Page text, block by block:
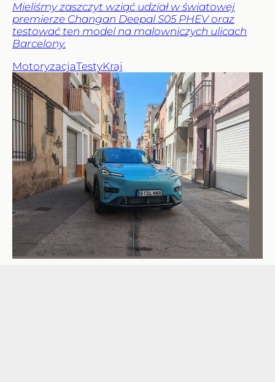
Mieliśmy zaszczyt wziąć udział w światowej
premierze Changan Deepal S05 PHEV oraz
testować ten model na malowniczych ulicach
Barcelony.
MotoryzacjaTestyKraj